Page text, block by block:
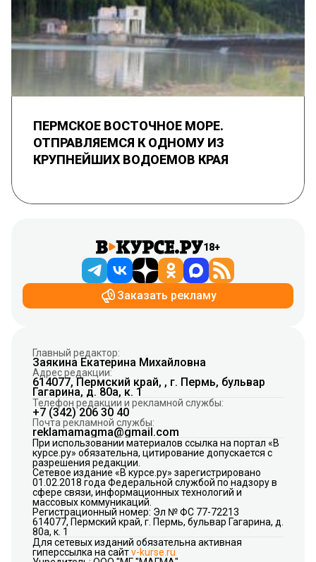
ПЕРМСКОЕ ВОСТОЧНОЕ МОРЕ.
ОТПРАВЛЯЕМСЯ К ОДНОМУ ИЗ
КРУПНЕЙШИХ ВОДОЕМОВ КРАЯ
18+
Заказать рекламу
Главный редактор:
Заякина Екатерина Михайловна
Адрес редакции:
614077, Пермский край, , г. Пермь, бульвар
Гагарина, д. 80а, к. 1
Телефон редакции и рекламной службы:
+7 (342) 206 30 40
Почта рекламной службы:
reklamamagma@gmail.com
При использовании материалов ссылка на портал «В
курсе.ру» обязательна, цитирование допускается с
разрешения редакции.
Сетевое издание «В курсе.ру» зарегистрировано
01.02.2018 года Федеральной службой по надзору в
сфере связи, информационных технологий и
массовых коммуникаций.
Регистрационный номер: Эл № ФС 77-72213
614077, Пермский край, г. Пермь, бульвар Гагарина, д.
80а, к. 1
Для сетевых изданий обязательна активная
гиперссылка на сайтv-kurse.ru